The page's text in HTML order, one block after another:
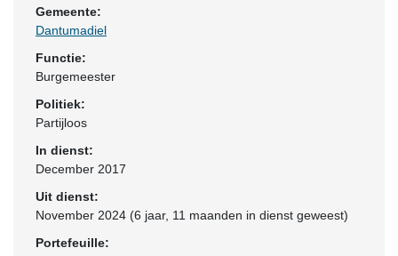
Gemeente:
Dantumadiel
Functie:
Burgemeester
Politiek:
Partijloos
In dienst:
December 2017
Uit dienst:
November 2024 (6 jaar, 11 maanden in dienst geweest)
Portefeuille: